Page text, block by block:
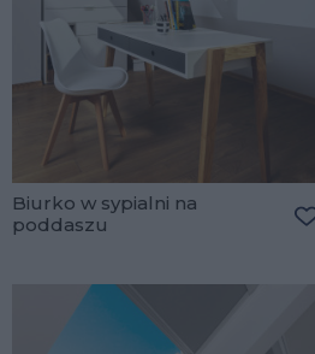
do ulubionych
Biurko w sypialni na
poddaszu